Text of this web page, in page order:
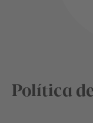
Política